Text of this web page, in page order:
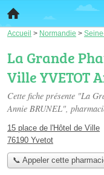
Accueil > Normandie >
La Grande
Ville YVETOT
Cette fiche présente "La
Annie BRUNEL",
15 place de l'Hôtel de Ville
76190 Yvetot
📞 Appeler cette